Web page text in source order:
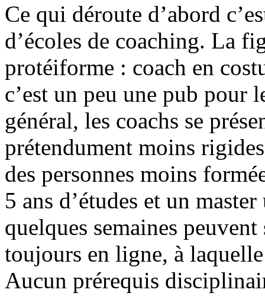
Ce qui déroute d’abord
d’écoles de coaching. La
protéiforme : coach en
c’est un peu une pub pour
général, les coachs se
prétendument moins
des personnes moins
5 ans d’études et un
quelques semaines
toujours en ligne, à
Aucun prérequis